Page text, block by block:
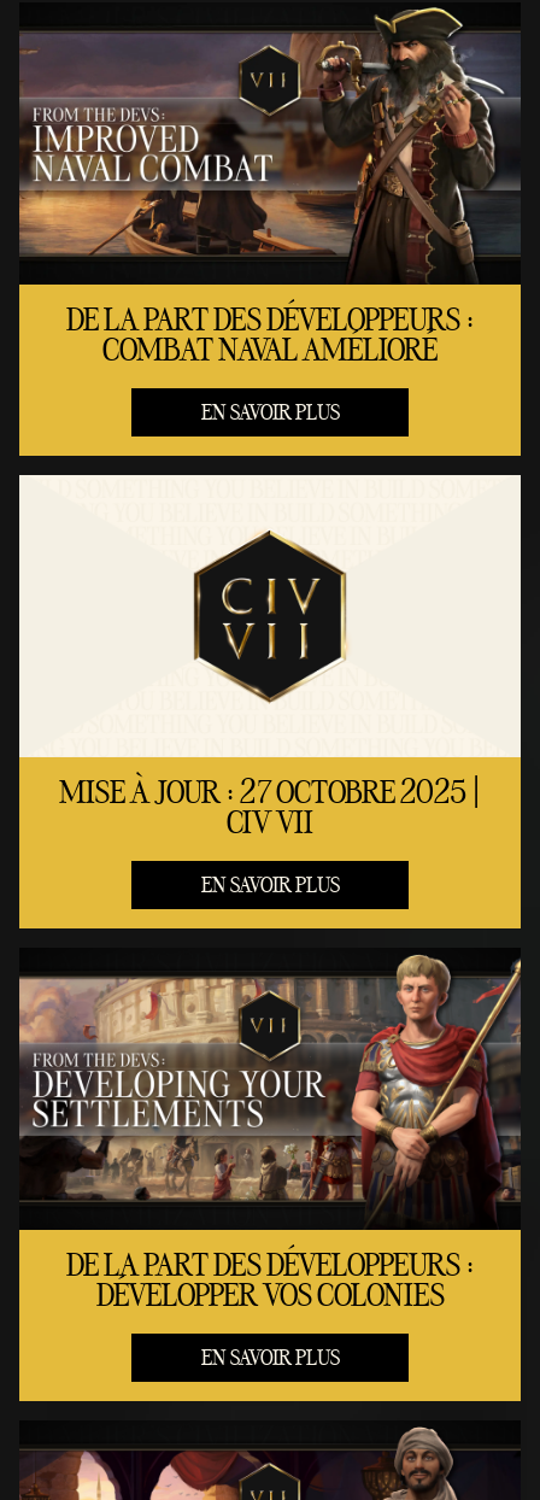
DE LA PART DES DÉVELOPPEURS :
COMBAT NAVAL AMÉLIORÉ
EN SAVOIR PLUS
MISE À JOUR : 27 OCTOBRE 2025 |
CIV VII
EN SAVOIR PLUS
DE LA PART DES DÉVELOPPEURS :
DÉVELOPPER VOS COLONIES
EN SAVOIR PLUS